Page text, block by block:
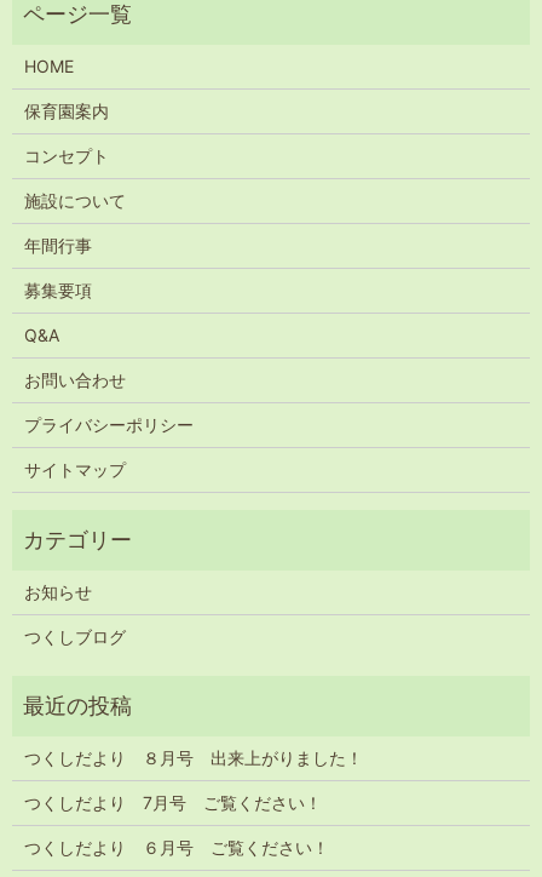
HOME
保育園案内
コンセプト
施設について
年間行事
募集要項
Q&A
お問い合わせ
プライバシーポリシー
サイトマップ
お知らせ
つくしブログ
つくしだより ８月号 出来上がりました！
つくしだより 7月号 ご覧ください！
つくしだより ６月号 ご覧ください！